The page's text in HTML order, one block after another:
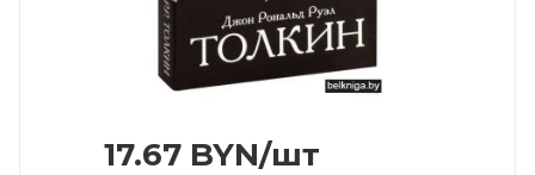
17.67 BYN/шт